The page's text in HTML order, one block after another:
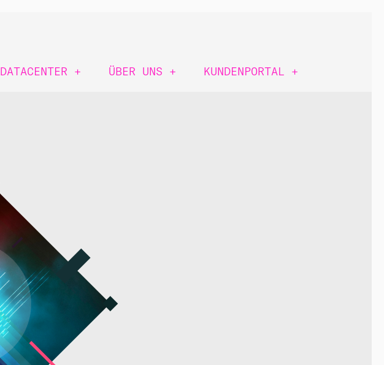
DATACENTER + ÜBER UNS + KUNDENPORTAL +